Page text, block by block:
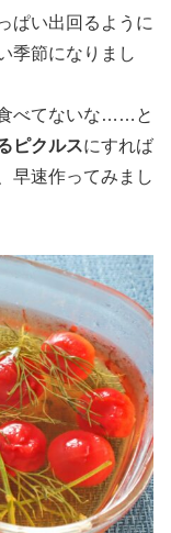
ぱい出回るように
季節になりまし
べてないな……と
ピクルスにすれば
早速作ってみまし